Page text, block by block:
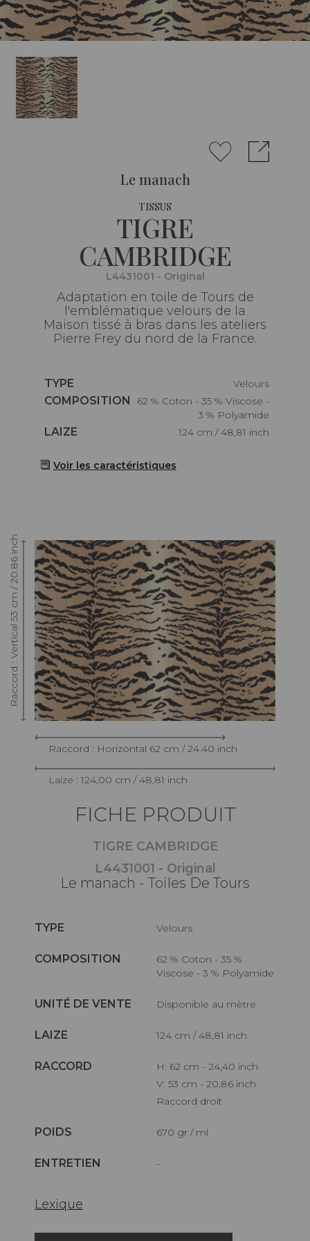
Le manach
TISSUS
TIGRE
CAMBRIDGE
L4431001 - Original
Adaptation en toile de Tours de
l'emblématique velours de la
Maison tissé à bras dans les ateliers
Pierre Frey du nord de la France.
Caractéristiques
TYPE
Velours
Caractéristiques
COMPOSITION
62 % Coton - 35 % Viscose -
3 % Polyamide
Caractéristiques
LAIZE 124 cm / 48,81 inch
Voir les caractéristiques
Raccord : Vertical 53 cm / 20.86 inch
Raccord : Horizontal 62 cm / 24.40 inch
Laize : 124,00 cm / 48,81 inch
FICHE PRODUIT
TIGRE CAMBRIDGE
L4431001 - Original
Le manach - Toiles De Tours
TYPE Velours
COMPOSITION
62 % Coton - 35 %
Viscose - 3 % Polyamide
UNITÉ DE VENTE Disponible au mètre
LAIZE 124 cm / 48,81 inch
RACCORD
H: 62 cm - 24,40 inch
V: 53 cm - 20,86 inch
Raccord droit
POIDS 670 gr / ml
ENTRETIEN -
Lexique